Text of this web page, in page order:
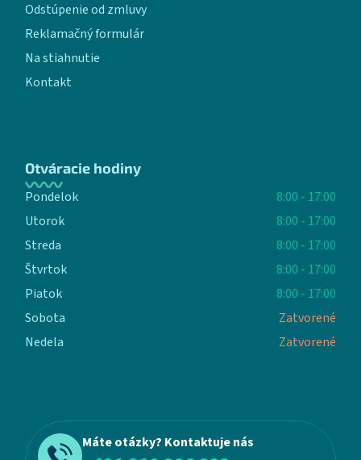
Odstúpenie od zmluvy
Reklamačný formulár
Na stiahnutie
Kontakt
Otváracie hodiny
Pondelok
8:00 - 17:00
Utorok
8:00 - 17:00
Streda
8:00 - 17:00
Štvrtok
8:00 - 17:00
Piatok
8:00 - 17:00
Sobota
Zatvorené
Nedela
Zatvorené
Máte otázky? Kontaktuje nás